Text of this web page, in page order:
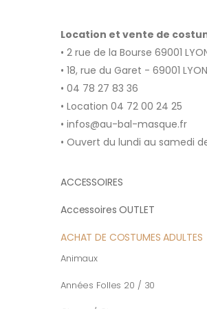
Location et vente de
• 2 rue de la Bourse 69001
• 18, rue du Garet - 69001 LYON
• 04 78 27 83 36
• Location 04 72 00 24 25
• infos@au-bal-masque.fr
• Ouvert du lundi au samedi
ACCESSOIRES
Accessoires OUTLET
ACHAT DE COSTUMES ADULTES
Animaux
Années Folles 20 / 30